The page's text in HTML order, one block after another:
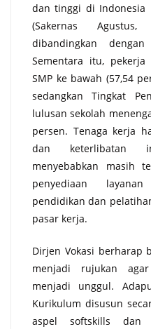
dan tinggi di Indonesia
(Sakernas
dibandingkan
Sementara itu,
SMP ke bawah (57,54
sedangkan Tingkat
lulusan sekolah
persen. Tenaga kerja
dan keterlibatan
menyebabkan masih
penyediaan
pendidikan dan
pasar kerja.
Dirjen Vokasi berharap
menjadi rujukan
menjadi unggul.
Kurikulum disusun
aspel softskills dan